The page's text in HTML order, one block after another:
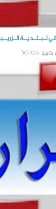
البيوت
10/10